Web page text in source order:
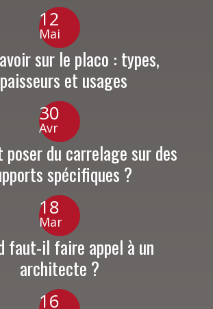
12
Mai
sur le placo : types,
et usages
30
Avr
poser du carrelage sur des
spécifiques ?
18
Mar
faut-il faire appel à un
architecte ?
16